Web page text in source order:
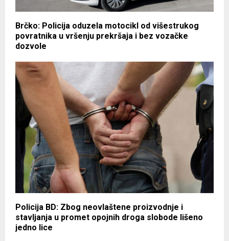
Brčko: Policija oduzela motocikl od višestrukog
povratnika u vršenju prekršaja i bez vozačke
dozvole
Policija BD: Zbog neovlaštene proizvodnje i
stavljanja u promet opojnih droga slobode lišeno
jedno lice